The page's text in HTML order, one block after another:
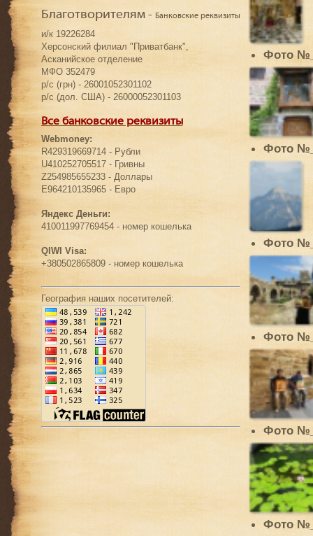
Фото
Фото
Фото
Фото
Фото
Фото
Благотворителям - Банковские реквизиты
и/к 19226284
Херсонский филиал "Приватбанк",
Асканийское отделение
МФО 352479
р/с (грн) - 26001052301102
р/с (дол. США) - 26000052301103
Все банковские реквизиты
Webmoney:
R429319669714 - Рубли
U410252705517 - Гривны
Z254985655233 - Доллары
E964210135965 - Евро
Яндекс Деньги:
410011997769454 - номер кошелька
QIWI Visa:
+380502865809 - номер кошелька
География наших посетителей: